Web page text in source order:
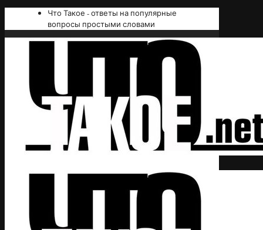
Что Такое - ответы на популярные
вопросы простыми словами